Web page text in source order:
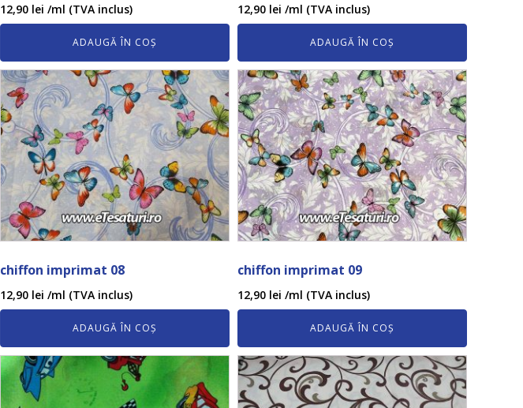
12,90 lei /ml (TVA inclus)
ADAUGĂ ÎN COȘ
12,90 lei /ml (TVA inclus)
ADAUGĂ ÎN COȘ
chiffon imprimat 08
12,90 lei /ml (TVA inclus)
ADAUGĂ ÎN COȘ
chiffon imprimat 09
12,90 lei /ml (TVA inclus)
ADAUGĂ ÎN COȘ